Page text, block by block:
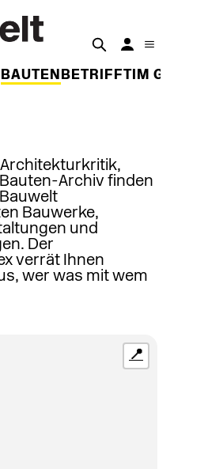
BAUTEN BETRIFFT IM
Architekturkritik,
Archiv finden
Bauwerke,
und
Der
verrät Ihnen
wer was mit wem
📍